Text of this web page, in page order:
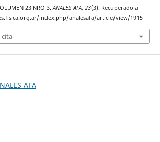
23 NRO 3.ANALES AFA, 23(3). Recuperado a
index.php/analesafa/article/view/1915
cita
AFA